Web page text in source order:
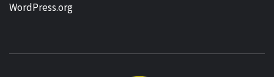
WordPress.org